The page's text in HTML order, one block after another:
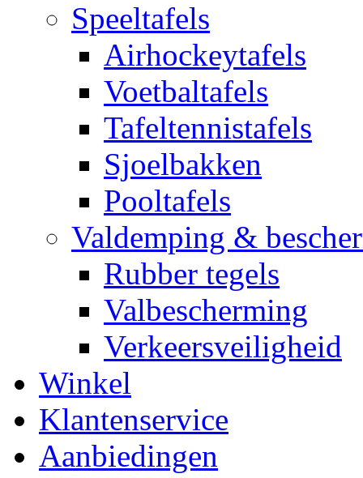
Speeltafels
Airhockeytafels
Voetbaltafels
Tafeltennistafels
Sjoelbakken
Pooltafels
Valdemping &
Rubber tegels
Valbescherming
Verkeersveiligheid
Winkel
Klantenservice
Aanbiedingen